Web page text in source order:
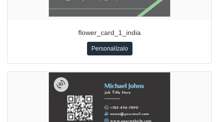
flower_card_1_india
Personalízalo